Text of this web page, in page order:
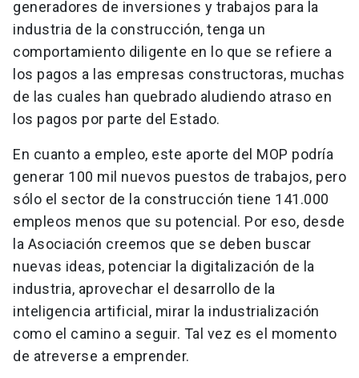
generadores de inversiones y trabajos para la
industria de la construcción, tenga un
comportamiento diligente en lo que se refiere a
los pagos a las empresas constructoras, muchas
de las cuales han quebrado aludiendo atraso en
los pagos por parte del Estado.
En cuanto a empleo, este aporte del MOP podría
generar 100 mil nuevos puestos de trabajos, pero
sólo el sector de la construcción tiene 141.000
empleos menos que su potencial. Por eso, desde
la Asociación creemos que se deben buscar
nuevas ideas, potenciar la digitalización de la
industria, aprovechar el desarrollo de la
inteligencia artificial, mirar la industrialización
como el camino a seguir. Tal vez es el momento
de atreverse a emprender.